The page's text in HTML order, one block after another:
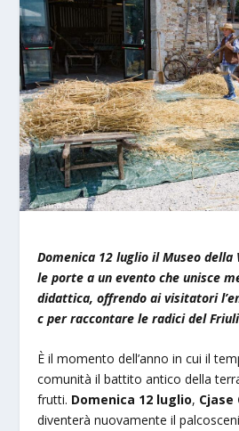
Domenica 12 luglio il Museo della
le porte a un evento che unisce
didattica, offrendo ai visitatori
c per raccontare le radici del
È il momento dell’anno in cui il
comunità il battito antico della
frutti. Domenica 12 luglio, Cjase
diventerà nuovamente il